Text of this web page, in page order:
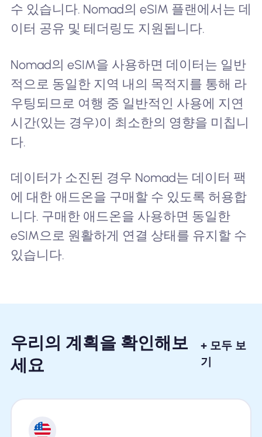
수 있습니다. Nomad의 eSIM 플랜에서는 데
이터 공유 및 테더링도 지원됩니다.
Nomad의 eSIM을 사용하면 데이터는 일반
적으로 동일한 지역 내의 목적지를 통해 라
우팅되므로 여행 중 일반적인 사용에 지연
시간(있는 경우)이 최소한의 영향을 미칩니
다.
데이터가 소진된 경우 Nomad는 데이터 팩
에 대한 애드온을 구매할 수 있도록 허용합
니다. 구매한 애드온을 사용하면 동일한
eSIM으로 원활하게 연결 상태를 유지할 수
있습니다.
우리의 계획을 확인해보
세요
+ 모두 보
기